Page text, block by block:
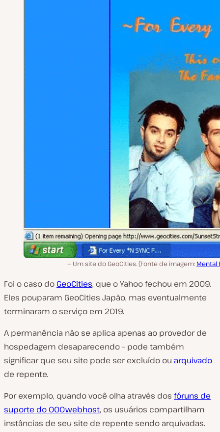
Um site do GeoCities. (Fonte de imagem: Mental
Foi o caso do GeoCities, que o Yahoo fechou em 2009.
Eles pouparam GeoCities Japão, mas eventualmente
terminaram o serviço em 2019.
A permanência não se aplica apenas ao provedor de
hospedagem desaparecendo – pode também
significar que seu site pode ser excluído ou arquivado
de repente.
Por exemplo, quando você olha através dos fóruns de
suporte do 000webhost, os usuários compartilham
instâncias de seu site de repente sendo arquivadas.